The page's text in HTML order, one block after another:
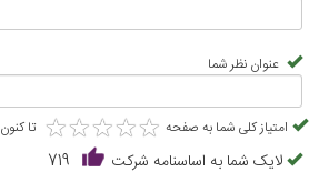
عنوان نظر شما
امتیاز کلی شما به صفحه ★★★★★
★★★★★ تا کنون
لایک شما به اساسنامه شرکت 719